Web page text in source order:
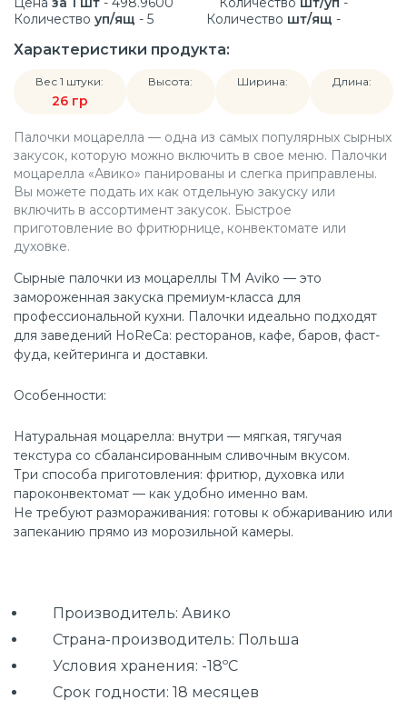
Количество уп/ящ - 5 Количество шт/ящ -
Характеристики продукта:
Вес 1 штуки:
26 гр
Высота: Ширина: Длина:
Палочки моцарелла — одна из самых популярных сырных
закусок, которую можно включить в свое меню. Палочки
моцарелла «Авико» панированы и слегка приправлены.
Вы можете подать их как отдельную закуску или
включить в ассортимент закусок. Быстрое
приготовление во фритюрнице, конвектомате или
духовке.
Сырные палочки из моцареллы ТМ Aviko — это
замороженная закуска премиум-класса для
профессиональной кухни. Палочки идеально подходят
для заведений HoReCa: ресторанов, кафе, баров, фаст-
фуда, кейтеринга и доставки.
Особенности:
Натуральная моцарелла: внутри — мягкая, тягучая
текстура со сбалансированным сливочным вкусом.
Три способа приготовления: фритюр, духовка или
пароконвектомат — как удобно именно вам.
Не требуют размораживания: готовы к обжариванию или
запеканию прямо из морозильной камеры.
Производитель: Авико
Страна-производитель: Польша
Условия хранения: -18ºС
Срок годности: 18 месяцев